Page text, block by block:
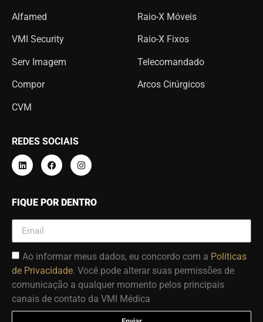
Alfamed
VMI Security
Serv Imagem
Compor
CVM
Raio-X Móveis
Raio-X Fixos
Telecomandado
Arcos Cirúrgicos
REDES SOCIAIS
FIQUE POR DENTRO
Ao informar meus dados, eu concordo com a Políticas
de Privacidade. Você pode alterar suas permissões de
comunicação a qualquer momento pelos principais
canais de contato da VMI Médica